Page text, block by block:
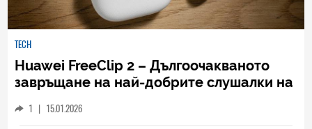
TECH
Huawei FreeClip 2 – Дългоочакваното
завръщане на най-добрите слушалки на
1 | 15.01.2026